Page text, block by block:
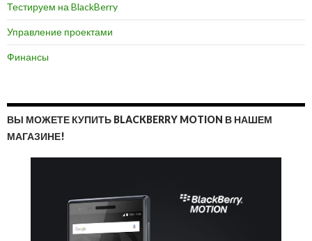
Тестируем на BlackBerry
Управление проектами
Финансы
ВЫ МОЖЕТЕ КУПИТЬ BLACKBERRY MOTION В НАШЕМ
МАГАЗИНЕ!